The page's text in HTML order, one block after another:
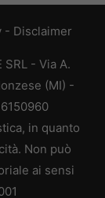
- Disclaimer
- Via A.
(MI) -
in quanto
Non può
ai sensi